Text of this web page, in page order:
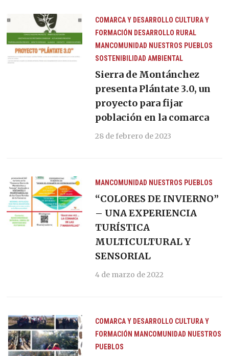
COMARCA Y DESARROLLO CULTURA Y
FORMACIÓN DESARROLLO RURAL
MANCOMUNIDAD NUESTROS PUEBLOS
SOSTENIBILIDAD AMBIENTAL
Sierra de Montánchez
presenta Plántate 3.0, un
proyecto para fijar
población en la comarca
28 de febrero de 2023
MANCOMUNIDAD NUESTROS PUEBLOS
“COLORES DE INVIERNO”
– UNA EXPERIENCIA
TURÍSTICA
MULTICULTURAL Y
SENSORIAL
4 de marzo de 2022
COMARCA Y DESARROLLO CULTURA Y
FORMACIÓN MANCOMUNIDAD NUESTROS
PUEBLOS